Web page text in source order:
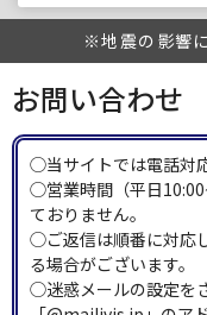
※地震の影響
お問い合わせ
◯当サイトでは電話対
◯営業時間（平日
ておりません。
◯ご返信は順番に対応
る場合がございます。
◯迷惑メールの設定を